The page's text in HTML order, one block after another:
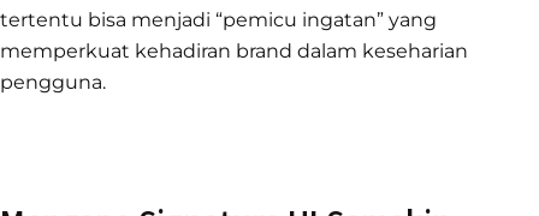
tertentu bisa menjadi “pemicu ingatan” yang
memperkuat kehadiran brand dalam keseharian
pengguna.